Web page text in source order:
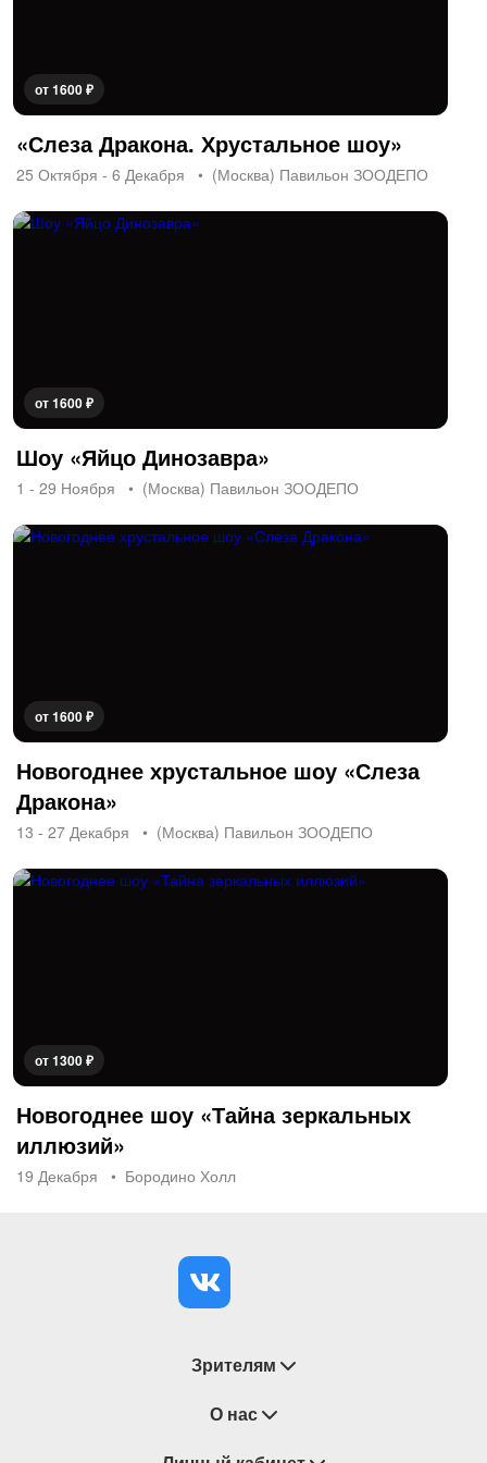
от 1600 ₽
«Слеза Дракона. Хрустальное шоу»
25 Октября - 6 Декабря (Москва) Павильон ЗООДЕПО
от 1600 ₽
Шоу «Яйцо Динозавра»
1 - 29 Ноября (Москва) Павильон ЗООДЕПО
от 1600 ₽
Новогоднее хрустальное шоу «Слеза
Дракона»
13 - 27 Декабря (Москва) Павильон ЗООДЕПО
от 1300 ₽
Новогоднее шоу «Тайна зеркальных
иллюзий»
19 Декабря Бородино Холл
Зрителям
Восстановление билетов
Замена / Отмена / Перенос мероприятий
О нас